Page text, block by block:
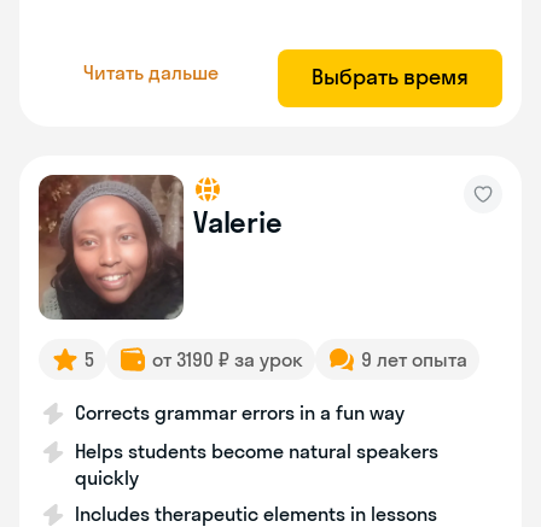
Читать дальше Выбрать время
Valerie
5 от 3190 ₽ за урок 9 лет опыта
Corrects grammar errors in a fun way
Helps students become natural speakers
quickly
Includes therapeutic elements in lessons